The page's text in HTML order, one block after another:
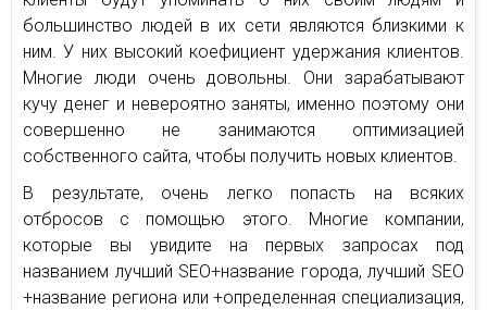
большинство людей в их сети являются близкими к
ним. У них высокий коефициент удержания клиентов.
Многие люди очень довольны. Они зарабатывают
кучу денег и невероятно заняты, именно поэтому они
совершенно не занимаются оптимизацией
собственного сайта, чтобы получить новых клиентов.
В результате, очень легко попасть на всяких
отбросов с помощью этого. Многие компании,
которые вы увидите на первых запросах под
названием лучший SEO+название города, лучший SEO
+название региона или +определенная специализация,